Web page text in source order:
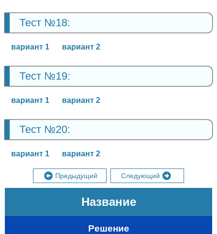
Тест №18:
вариант 1 вариант 2
Тест №19:
вариант 1 вариант 2
Тест №20:
вариант 1 вариант 2
Предыдущий Следующий
Название
Решение